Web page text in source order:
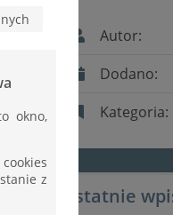
Autor:
Dodano:
Kategoria:
Ostatnie
okno,
z